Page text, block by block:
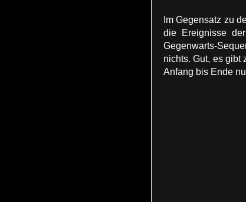
Im Gegensatz zu
die Ereignisse
Gegenwarts-
nichts. Gut, es gibt
Anfang bis Ende